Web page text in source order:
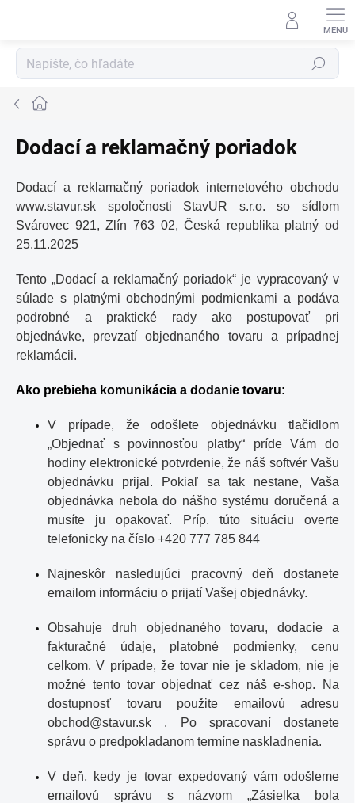
Hľadať
Domov
Dodací a reklamačný poriadok
Dodací a reklamačný poriadok internetového obchodu
www.stavur.sk
spoločnosti StavUR s.r.o. so sídlom
Svárovec 921, Zlín 763 02,Česká republika platný od
25.11.2025
Tento „Dodací a reklamačný poriadok“ je vypracovaný v
súlade s platnými obchodnými podmienkami a podáva
podrobné a praktické rady ako postupovať pri
objednávke, prevzatí objednaného tovaru a prípadnej
reklamácii.
Ako prebieha komunikácia a dodanie tovaru:
V prípade, že odošlete objednávku tlačidlom
„Objednať s povinnosťou platby“ príde Vám do
hodiny elektronické potvrdenie, že náš softvér Vašu
objednávku prijal. Pokiaľ sa tak nestane, Vaša
objednávka nebola do nášho systému doručená a
musíte ju opakovať. Príp. túto situáciu overte
telefonicky na číslo +420 777 785 844
Najneskôr nasledujúci pracovný deň dostanete
emailom informáciu o prijatí Vašej objednávky.
Obsahuje druh objednaného tovaru, dodacie a
fakturačné údaje, platobné podmienky, cenu
celkom. V prípade, že tovar nie je skladom, nie je
možné tento tovar objednať cez náš e-shop. Na
dostupnosť tovaru použite emailovú adresu
obchod@stavur.sk . Po spracovaní dostanete
správu o predpokladanom termíne naskladnenia.
V deň, kedy je tovar expedovaný vám odošleme
emailovú správu s názvom „Zásielka bola